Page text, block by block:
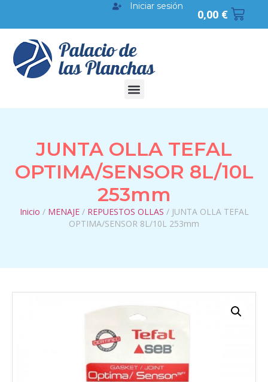
0,00 €
Iniciar sesión
JUNTA OLLA TEFAL
OPTIMA/SENSOR 8L/10L
253mm
Inicio / MENAJE/ REPUESTOS OLLAS / JUNTA OLLA TEFAL
OPTIMA/SENSOR 8L/10L 253mm